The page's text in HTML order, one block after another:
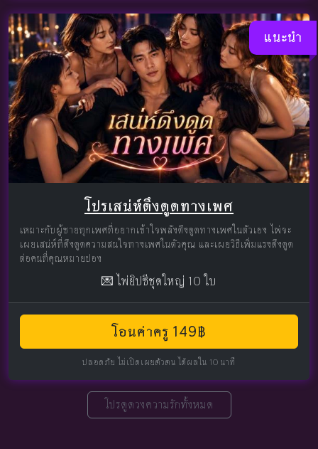
แนะนำ
โปรเสน่ห์ดึงดูดทางเพศ
เหมาะกับผู้ชายทุกเพศที่อยากเข้าใจพลังดึงดูดทางเพศในตัวเอง ไพ่จะ
เผยเสน่ห์ที่ดึงดูดความสนใจทางเพศในตัวคุณ และเผยวิธีเพิ่มแรงดึงดูด
ต่อคนที่คุณหมายปอง
💌 ไพ่ยิปซีชุดใหญ่ 10 ใบ
โอนค่าครู 149฿
ปลอดภัย ไม่เปิดเผยตัวตน ได้ผลใน 10 นาที
โปรดูดวงความรักทั้งหมด